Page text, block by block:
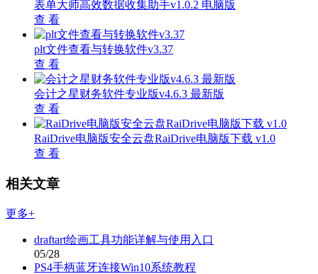
表单大师高效数据收集助手v1.0.2 电脑版
查 看
plt文件查看与转换软件v3.37
查 看
会计之星财务软件专业版v4.6.3 最新版
查 看
RaiDrive电脑版安全云盘RaiDrive电脑版下载 v1.0
查 看
相关文章
更多+
draftart绘画工具功能详解与使用入口
05/28
PS4手柄蓝牙连接Win10系统教程